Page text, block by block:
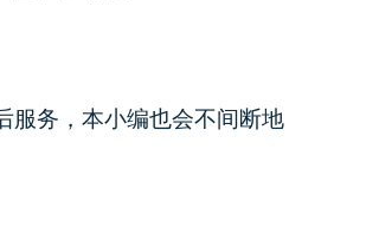
服务，本小编也会不间断地